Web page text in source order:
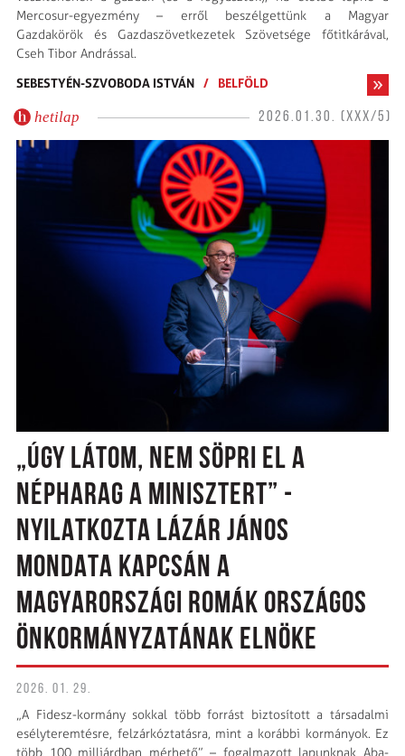
Mercosur-egyezmény – erről beszélgettünk a Magyar
Gazdakörök és Gazdaszövetkezetek Szövetsége főtitkárával,
Cseh Tibor Andrással.
SEBESTYÉN-SZVOBODA ISTVÁN / BELFÖLD
hetilap 2026.01.30. (XXX/5)
„ÚGY LÁTOM, NEM SÖPRI EL A
NÉPHARAG A MINISZTERT” -
NYILATKOZTA LÁZÁR JÁNOS
MONDATA KAPCSÁN A
MAGYARORSZÁGI ROMÁK ORSZÁGOS
ÖNKORMÁNYZATÁNAK ELNÖKE
2026. 01. 29.
„A Fidesz-kormány sokkal több forrást biztosított a társadalmi
esélyteremtésre, felzárkóztatásra, mint a korábbi kormányok. Ez